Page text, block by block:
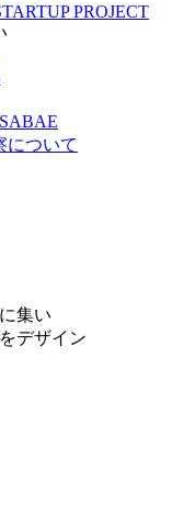
PROJECT
について
集い
デザイン